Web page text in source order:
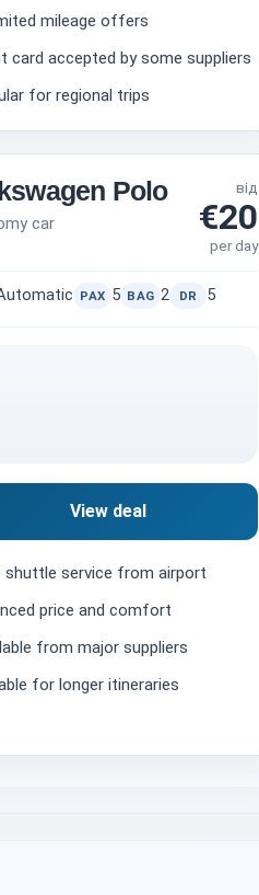
mileage offers
card accepted by some suppliers
for regional trips
Polo
car
від
€20
per day
PAX 5 BAG 2 DR 5
View deal
shuttle service from airport
price and comfort
from major suppliers
for longer itineraries